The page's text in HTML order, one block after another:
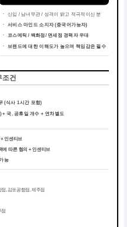
ㆍ 신입 / 남녀무관 / 성격이 밝고 적극적이신 분
ㆍ 서비스 마인드 소지자 (중국어가능자)
ㆍ 코스메틱 / 백화점/ 면세점 경력자 우대
ㆍ 브랜드에 대한 이해도가 높으며 책임감은 필수
조건
(식사 1시간 포함)
국, 공휴일 개수 + 연차별도
인센티브
에 따른 협의 + 인센티브
능
, 김포공항점, 제주점
점